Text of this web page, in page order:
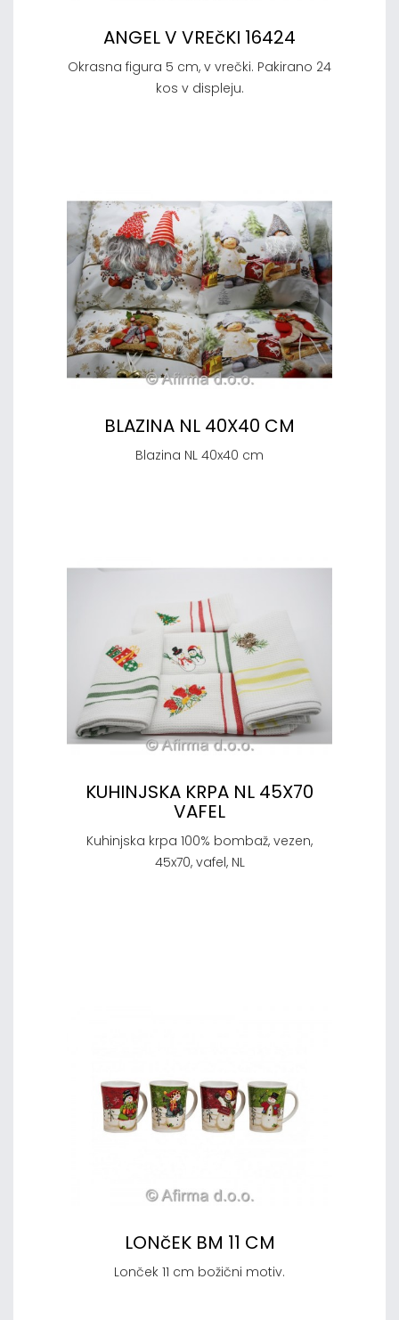
ANGEL V VREčKI 16424
Okrasna figura 5 cm, v vrečki. Pakirano 24
kos v displeju.
BLAZINA NL 40X40 CM
Blazina NL 40x40 cm
KUHINJSKA KRPA NL 45X70
VAFEL
Kuhinjska krpa 100% bombaž, vezen,
45x70, vafel, NL
LONčEK BM 11 CM
Lonček 11 cm božični motiv.